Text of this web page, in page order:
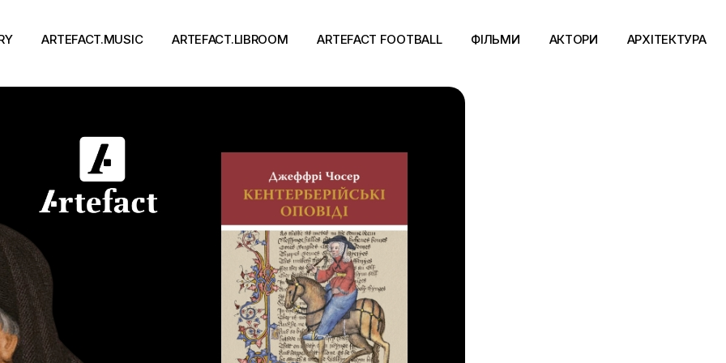
ARTEFACT.MUSIC
Концерти
ARTEFACT.LIBROOM
Письменники
ARTEFACT FOOTBALL ФІЛЬМИ АКТОРИ АРХІТЕКТУРА